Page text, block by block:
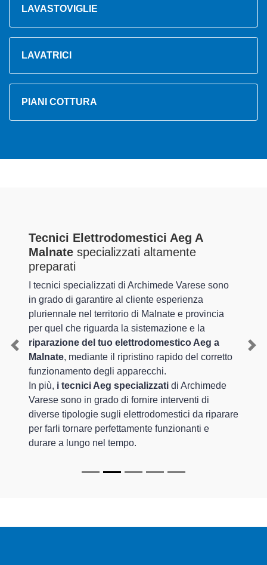
LAVASTOVIGLIE
LAVATRICI
PIANI COTTURA
Tecnici Elettrodomestici Aeg A
Malnate specializzati altamente
preparati
I tecnici specializzati di Archimede Varese sono
in grado di garantire al cliente esperienza
pluriennale nel territorio di Malnate e provincia
per quel che riguarda la sistemazione e la
riparazione del tuo elettrodomestico Aeg a
Malnate, mediante il ripristino rapido del corretto
funzionamento degli apparecchi.
In più, i tecnici Aeg specializzati di Archimede
Varese sono in grado di fornire interventi di
diverse tipologie sugli elettrodomestici da riparare
per farli tornare perfettamente funzionanti e
durare a lungo nel tempo.
Previous